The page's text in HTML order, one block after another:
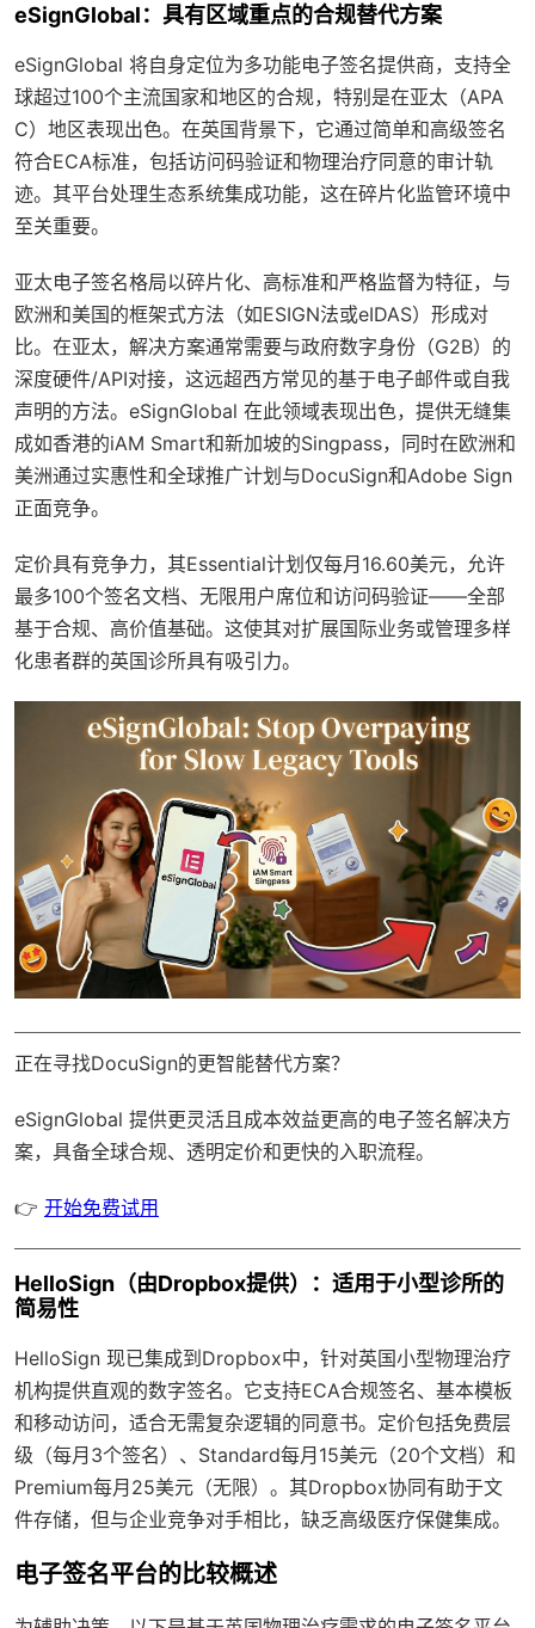
eSignGlobal：具有区域重点的合规替代方案
eSignGlobal 将自身定位为多功能电子签名提供商，支持全
球超过100个主流国家和地区的合规，特别是在亚太（APA
C）地区表现出色。在英国背景下，它通过简单和高级签名
符合ECA标准，包括访问码验证和物理治疗同意的审计轨
迹。其平台处理生态系统集成功能，这在碎片化监管环境中
至关重要。
亚太电子签名格局以碎片化、高标准和严格监督为特征，与
欧洲和美国的框架式方法（如ESIGN法或eIDAS）形成对
比。在亚太，解决方案通常需要与政府数字身份（G2B）的
深度硬件/API对接，这远超西方常见的基于电子邮件或自我
声明的方法。eSignGlobal 在此领域表现出色，提供无缝集
成如香港的iAM Smart和新加坡的Singpass，同时在欧洲和
美洲通过实惠性和全球推广计划与DocuSign和Adobe Sign
正面竞争。
定价具有竞争力，其Essential计划仅每月16.60美元，允许
最多100个签名文档、无限用户席位和访问码验证——全部
基于合规、高价值基础。这使其对扩展国际业务或管理多样
化患者群的英国诊所具有吸引力。
正在寻找DocuSign的更智能替代方案？
eSignGlobal 提供更灵活且成本效益更高的电子签名解决方
案，具备全球合规、透明定价和更快的入职流程。
👉 开始免费试用
HelloSign（由Dropbox提供）：适用于小型诊所的
简易性
HelloSign 现已集成到Dropbox中，针对英国小型物理治疗
机构提供直观的数字签名。它支持ECA合规签名、基本模板
和移动访问，适合无需复杂逻辑的同意书。定价包括免费层
级（每月3个签名）、Standard每月15美元（20个文档）和
Premium每月25美元（无限）。其Dropbox协同有助于文
件存储，但与企业竞争对手相比，缺乏高级医疗保健集成。
电子签名平台的比较概述